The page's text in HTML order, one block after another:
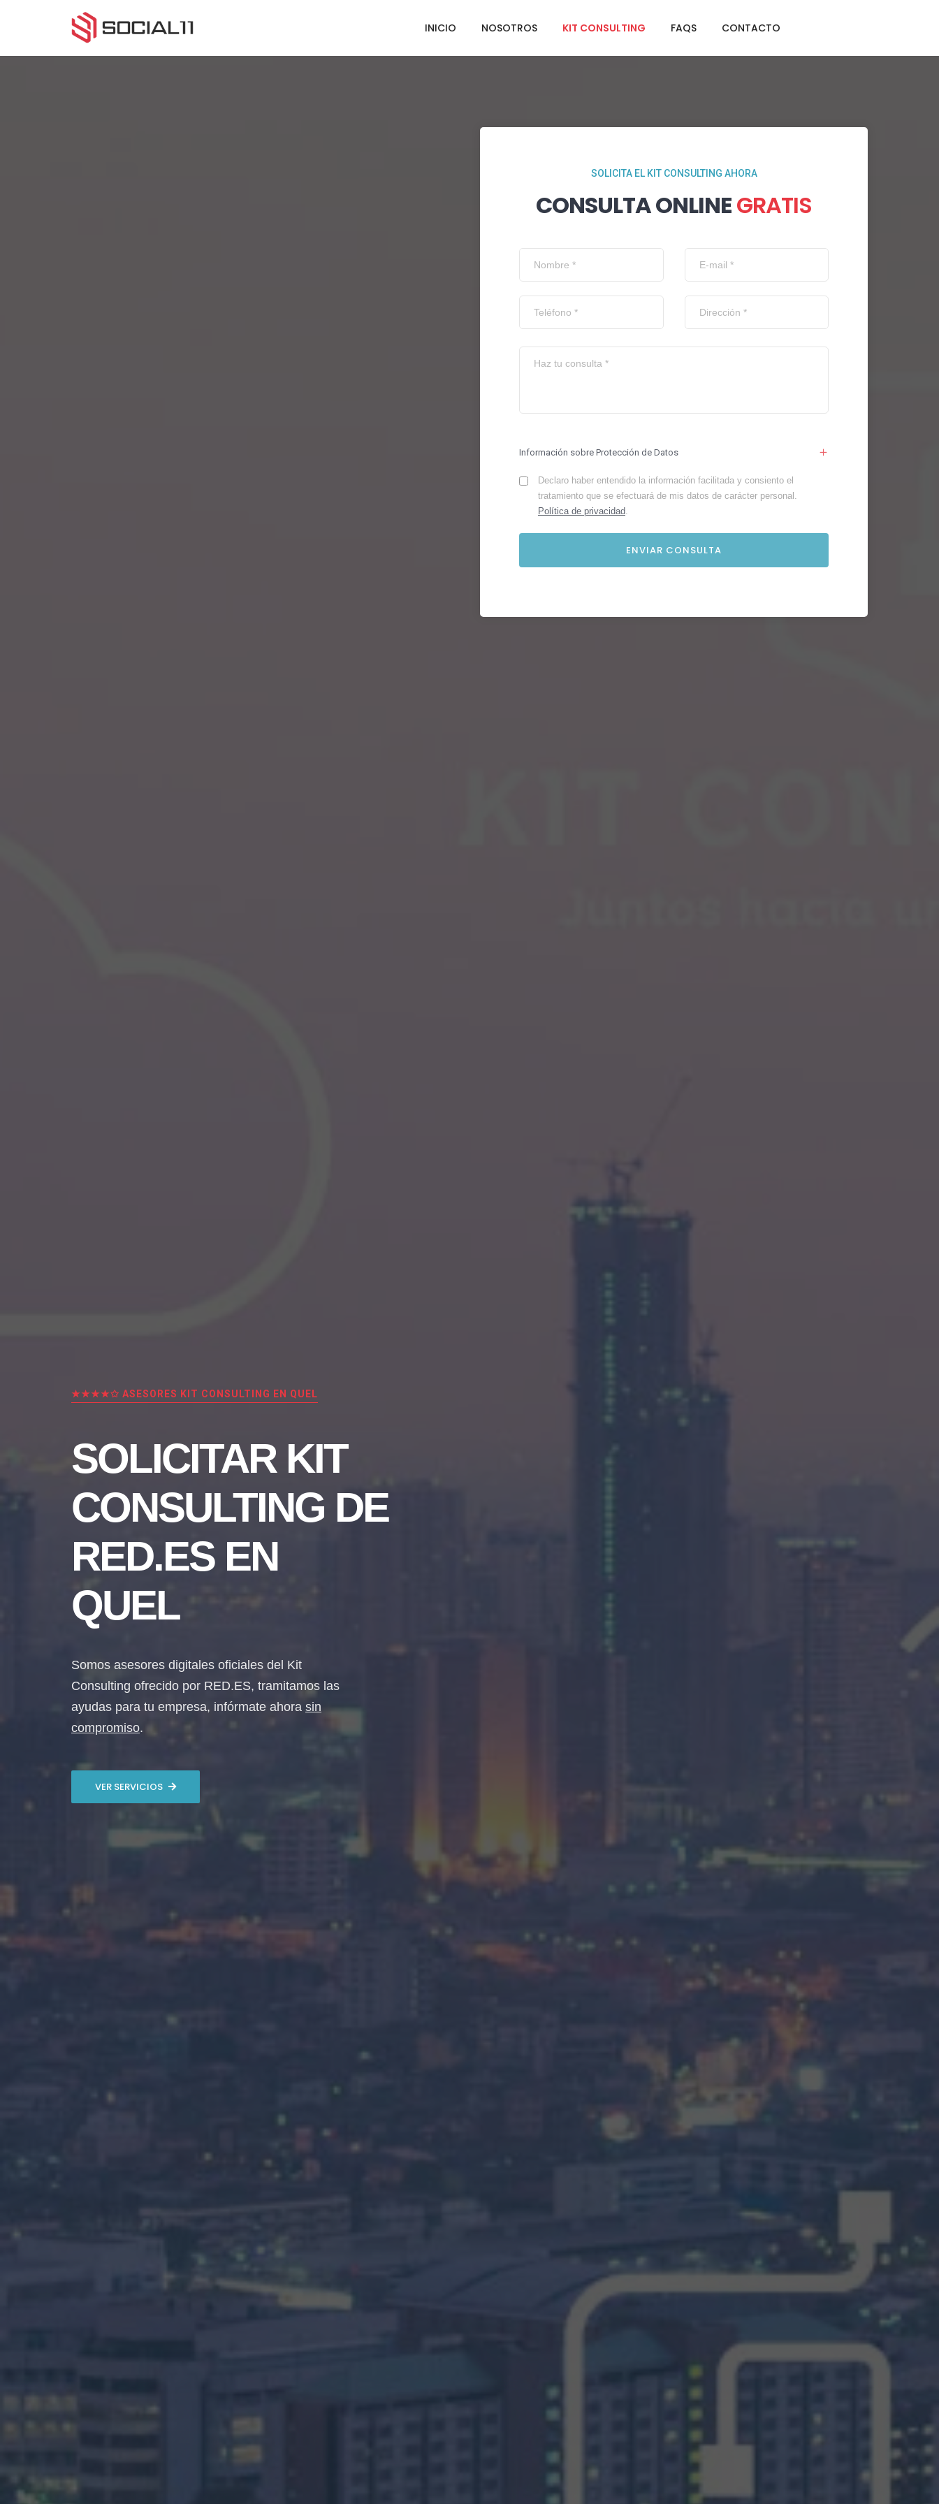
INICIO NOSOTROS KIT CONSULTING FAQS CONTACTO
★★★★✩ ASESORES KIT CONSULTING EN QUEL
SOLICITAR KIT
CONSULTING DE
RED.ES EN
QUEL
Somos asesores digitales oficiales del Kit
Consulting ofrecido por RED.ES, tramitamos las
ayudas para tu empresa, infórmate ahora sin
compromiso.
VER SERVICIOS
SOLICITA EL KIT CONSULTING AHORA
CONSULTA ONLINEGRATIS
Información sobre Protección de Datos
Declaro haber entendido la información facilitada y consiento el
tratamiento que se efectuará de mis datos de carácter personal.
Política de privacidad.